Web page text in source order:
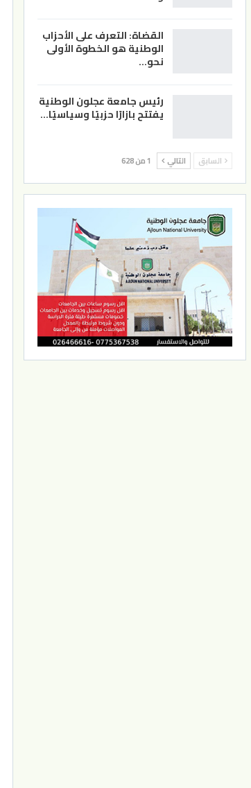
القضاة: التعرف على الأحزاب
الوطنية هو الخطوة الأولى
نحو…
رئيس جامعة عجلون الوطنية
يفتتح بازارًا حزبيًا وسياسيًا…
السابق التالي 1 من 628